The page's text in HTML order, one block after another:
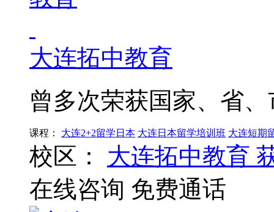
大连拓中教育
曾多次荣获国家、省
课程： 大连2+2留学日本 大连日本留学培训班 大连短期
校区： 大连拓中教育
在线咨询 免费通话